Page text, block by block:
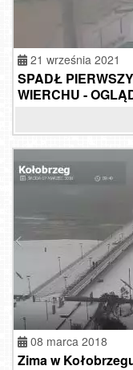
21 września 2021
SPADŁ
WIERCHU -
08 marca 2018
Zima w